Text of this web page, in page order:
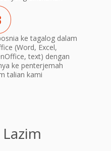
ke tagalog dalam
(Word, Excel,
text) dengan
ke penterjemah
talian kami